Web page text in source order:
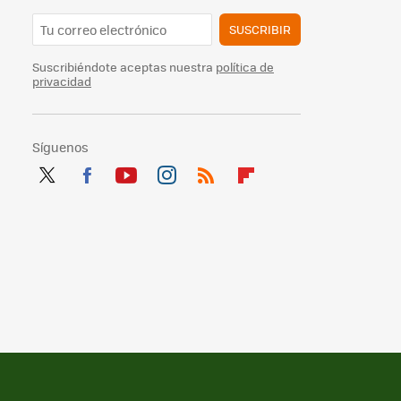
SUSCRIBIR
Suscribiéndote aceptas nuestra política de
privacidad
Síguenos